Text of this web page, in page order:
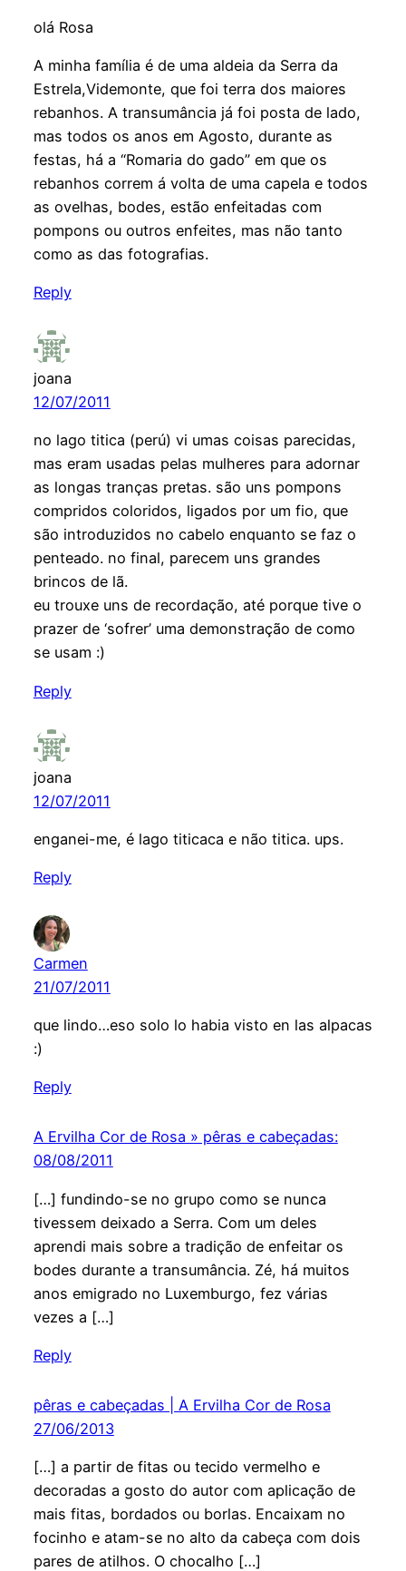
olá Rosa
A minha família é de uma aldeia da Serra da
Estrela,Videmonte, que foi terra dos maiores
rebanhos. A transumância já foi posta de lado,
mas todos os anos em Agosto, durante as
festas, há a “Romaria do gado” em que os
rebanhos correm á volta de uma capela e todos
as ovelhas, bodes, estão enfeitadas com
pompons ou outros enfeites, mas não tanto
como as das fotografias.
Reply
joana
12/07/2011
no lago titica (perú) vi umas coisas parecidas,
mas eram usadas pelas mulheres para adornar
as longas tranças pretas. são uns pompons
compridos coloridos, ligados por um fio, que
são introduzidos no cabelo enquanto se faz o
penteado. no final, parecem uns grandes
brincos de lã.
eu trouxe uns de recordação, até porque tive o
prazer de ‘sofrer’ uma demonstração de como
se usam :)
Reply
joana
12/07/2011
enganei-me, é lago titicaca e não titica. ups.
Reply
Carmen
21/07/2011
que lindo…eso solo lo habia visto en las alpacas
:)
Reply
A Ervilha Cor de Rosa » pêras e cabeçadas:
08/08/2011
[…] fundindo-se no grupo como se nunca
tivessem deixado a Serra. Com um deles
aprendi mais sobre a tradição de enfeitar os
bodes durante a transumância. Zé, há muitos
anos emigrado no Luxemburgo, fez várias
vezes a […]
Reply
pêras e cabeçadas | A Ervilha Cor de Rosa
27/06/2013
[…] a partir de fitas ou tecido vermelho e
decoradas a gosto do autor com aplicação de
mais fitas, bordados ou borlas. Encaixam no
focinho e atam-se no alto da cabeça com dois
pares de atilhos. O chocalho […]